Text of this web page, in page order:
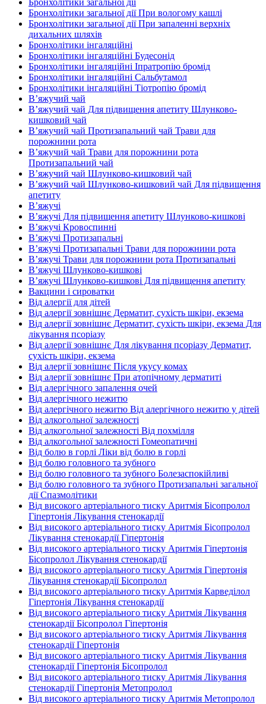
Бронхолітики загальної дії При вологому кашлі
Бронхолітики загальної дії При запаленні верхніх
дихальних шляхів
Бронхолітики інгаляційні
Бронхолітики інгаляційні Будесонід
Бронхолітики інгаляційні Іпратропію бромід
Бронхолітики інгаляційні Сальбутамол
Бронхолітики інгаляційні Тіотропію бромід
В’яжучий чай
В’яжучий чай Для підвищення апетиту Шлунково-
кишковий чай
В’яжучий чай Протизапальний чай Трави для
порожнини рота
В’яжучий чай Трави для порожнини рота
Протизапальний чай
В’яжучий чай Шлунково-кишковий чай
В’яжучий чай Шлунково-кишковий чай Для підвищення
апетиту
В’яжучі
В’яжучі Для підвищення апетиту Шлунково-кишкові
В’яжучі Кровоспинні
В’яжучі Протизапальні
В’яжучі Протизапальні Трави для порожнини рота
В’яжучі Трави для порожнини рота Протизапальні
В’яжучі Шлунково-кишкові
В’яжучі Шлунково-кишкові Для підвищення апетиту
Вакцини і сироватки
Від алергії для дітей
Від алергії зовнішнє Дерматит, сухість шкіри, екзема
Від алергії зовнішнє Дерматит, сухість шкіри, екзема Для
лікування псоріазу
Від алергії зовнішнє Для лікування псоріазу Дерматит,
сухість шкіри, екзема
Від алергії зовнішнє Після укусу комах
Від алергії зовнішнє При атопічному дерматиті
Від алергічного запалення очей
Від алергічного нежитю
Від алергічного нежитю Від алергічного нежитю у дітей
Від алкогольної залежності
Від алкогольної залежності Від похмілля
Від алкогольної залежності Гомеопатичні
Від болю в горлі Ліки від болю в горлі
Від болю головного та зубного
Від болю головного та зубного Болезаспокійливі
Від болю головного та зубного Протизапальні загальної
дії Спазмолітики
Від високого артеріального тиску Аритмія Бісопролол
Гіпертонія Лікування стенокардії
Від високого артеріального тиску Аритмія Бісопролол
Лікування стенокардії Гіпертонія
Від високого артеріального тиску Аритмія Гіпертонія
Бісопролол Лікування стенокардії
Від високого артеріального тиску Аритмія Гіпертонія
Лікування стенокардії Бісопролол
Від високого артеріального тиску Аритмія Карведілол
Гіпертонія Лікування стенокардії
Від високого артеріального тиску Аритмія Лікування
стенокардії Бісопролол Гіпертонія
Від високого артеріального тиску Аритмія Лікування
стенокардії Гіпертонія
Від високого артеріального тиску Аритмія Лікування
стенокардії Гіпертонія Бісопролол
Від високого артеріального тиску Аритмія Лікування
стенокардії Гіпертонія Метопролол
Від високого артеріального тиску Аритмія Метопролол